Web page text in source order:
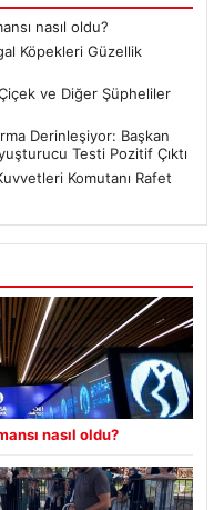
nasıl oldu?
Köpekleri Güzellik
ve Diğer Şüpheliler
Derinleşiyor: Başkan
Testi Pozitif Çıktı
Komutanı Rafet
nasıl oldu?